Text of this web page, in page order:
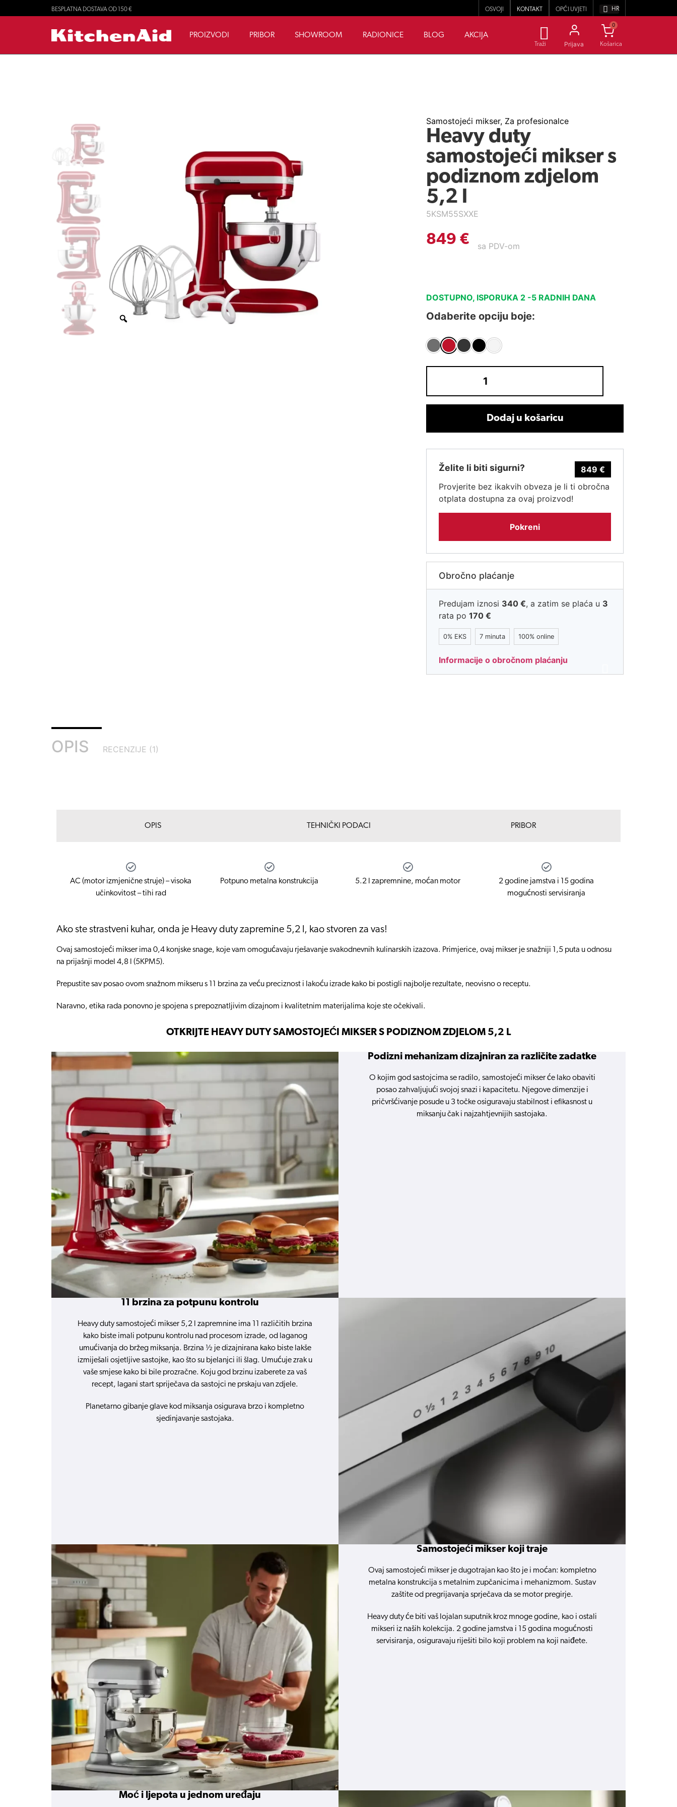
BESPLATNA DOSTAVA OD 150 € OSVOJI KONTAKT OPĆI UVJETI HR
PROIZVODI PRIBOR SHOWROOM RADIONICE BLOG AKCIJA
Traži Prijava
0
Samostojeći mikser, Za profesionalce
Heavy duty
samostojeći mikser s
podiznom zdjelom
5,2 l
5KSM55SXXE
849 € sa PDV-om
DOSTUPNO, ISPORUKA 2 -5 RADNIH DANA
Odaberite opciju boje:
Dodaj u košaricu
Želite li biti sigurni? 849€
Provjerite bez ikakvih obveza je li ti obročna
otplata dostupna za ovaj proizvod!
Pokreni
Obročno plaćanje
Predujam iznosi 340 €, a zatim se plaća u 3
rata po 170 €
0% EKS 7 minuta 100% online
Informacije o obročnom plaćanju
OPIS RECENZIJE (1)
OPIS TEHNIČKI PODACI PRIBOR
AC (motor izmjenične struje) – visoka
učinkovitost – tihi rad
Potpuno metalna konstrukcija 5.2 l zapremnine, moćan motor
2 godine jamstva i 15 godina
mogućnosti servisiranja
Ako ste strastveni kuhar, onda je Heavy duty zapremine 5,2 l, kao stvoren za vas!
Ovaj samostojeći mikser ima 0,4 konjske snage, koje vam omogućavaju rješavanje svakodnevnih kulinarskih izazova. Primjerice, ovaj mikser je snažniji 1,5 puta u odnosu
na prijašnji model 4,8 l (5KPM5).
Prepustite sav posao ovom snažnom mikseru s 11 brzina za veću preciznost i lakoću izrade kako bi postigli najbolje rezultate, neovisno o receptu.
Naravno, etika rada ponovno je spojena s prepoznatljivim dizajnom i kvalitetnim materijalima koje ste očekivali.
OTKRIJTE HEAVY DUTY SAMOSTOJEĆI MIKSER S PODIZNOM ZDJELOM 5,2 L
Podizni mehanizam dizajniran za različite zadatke
O kojim god sastojcima se radilo, samostojeći mikser će lako obaviti
posao zahvaljujući svojoj snazi i kapacitetu. Njegove dimenzije i
pričvršćivanje posude u 3 točke osiguravaju stabilnost i efikasnost u
miksanju čak i najzahtjevnijih sastojaka.
11 brzina za potpunu kontrolu
Heavy duty samostojeći mikser 5,2 l zapremnine ima 11 različitih brzina
kako biste imali potpunu kontrolu nad procesom izrade, od laganog
umućivanja do bržeg miksanja. Brzina ½ je dizajnirana kako biste lakše
izmiješali osjetljive sastojke, kao što su bjelanjci ili šlag. Umućuje zrak u
vaše smjese kako bi bile prozračne. Koju god brzinu izaberete za vaš
recept, lagani start spriječava da sastojci ne prskaju van zdjele.
Planetarno gibanje glave kod miksanja osigurava brzo i kompletno
sjedinjavanje sastojaka.
Samostojeći mikser koji traje
Ovaj samostojeći mikser je dugotrajan kao što je i moćan: kompletno
metalna konstrukcija s metalnim zupčanicima i mehanizmom. Sustav
zaštite od pregrijavanja sprječava da se motor pregirje.
Heavy duty će biti vaš lojalan suputnik kroz mnoge godine, kao i ostali
mikseri iz naših kolekcija. 2 godine jamstva i 15 godina mogućnosti
servisiranja, osiguravaju riješiti bilo koji problem na koji naiđete.
Moć i ljepota u jednom uređaju